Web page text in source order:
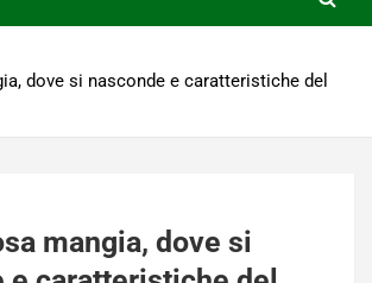
dove si nasconde e caratteristiche del
mangia, dove si